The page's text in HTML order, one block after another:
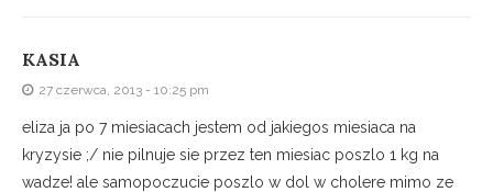
KASIA
27 czerwca, 2013 - 10:25 pm
eliza ja po 7 miesiacach jestem od jakiegos miesiaca na
kryzysie ;/ nie pilnuje sie przez ten miesiac poszlo 1 kg na
wadze! ale samopoczucie poszlo w dol w cholere mimo ze